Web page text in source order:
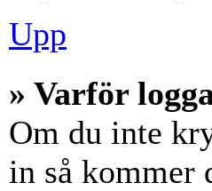
Upp
» Varför
Om du inte
in så kommer